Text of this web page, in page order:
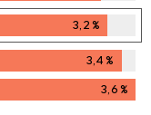
3,2%
3,4%
3,6%